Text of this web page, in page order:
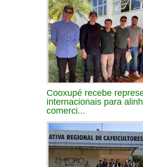
Cooxupé recebe
internacionais para
comerci...